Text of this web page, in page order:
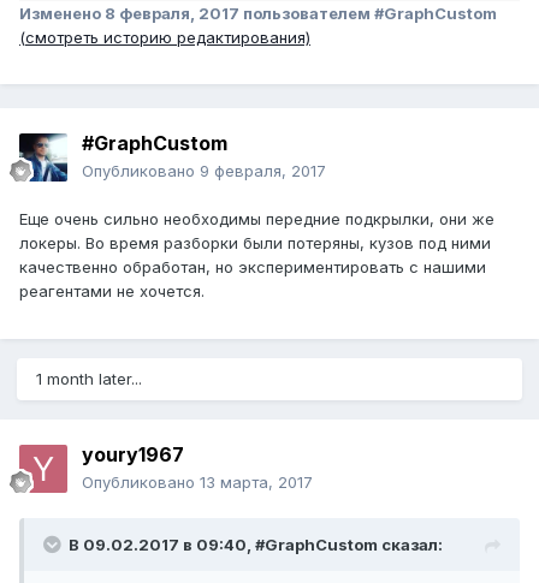
Изменено 8 февраля, 2017 пользователем #GraphCustom
(смотреть историю редактирования)
#GraphCustom
Опубликовано 9 февраля, 2017
Еще очень сильно необходимы передние подкрылки, они же
локеры. Во время разборки были потеряны, кузов под ними
качественно обработан, но экспериментировать с нашими
реагентами не хочется.
1 month later...
youry1967
Опубликовано 13 марта, 2017
В 09.02.2017 в 09:40, #GraphCustom сказал: